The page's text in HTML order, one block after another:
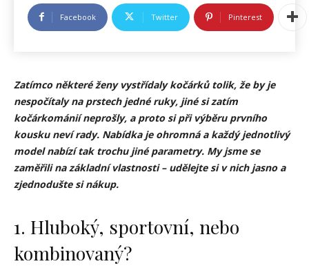
Facebook Twitter Pinterest
Zatímco některé ženy vystřídaly kočárků tolik, že by je
nespočítaly na prstech jedné ruky, jiné si zatím
kočárkománií neprošly, a proto si při výběru prvního
kousku neví rady. Nabídka je ohromná a každý jednotlivý
model nabízí tak trochu jiné parametry. My jsme se
zaměřili na základní vlastnosti – udělejte si v nich jasno a
zjednodušte si nákup.
1. Hluboký, sportovní, nebo
kombinovaný?